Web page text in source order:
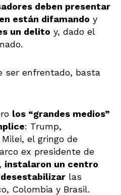
deben presentar
están difamando y
un delito y, dado el
ser enfrentado, basta
los “grandes medios”
: Trump,
el gringo de
ex presidente de
instalaron un centro
las
Colombia y Brasil.